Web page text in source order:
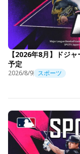
【2026年8月】ドジ
予定
2026/8/9 スポーツ